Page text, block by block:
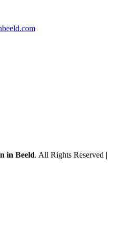
in Beeld. All Rights Reserved |